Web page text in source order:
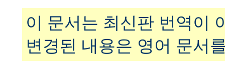
이 문서는 최신판 번역이
변경된 내용은 영어 문서